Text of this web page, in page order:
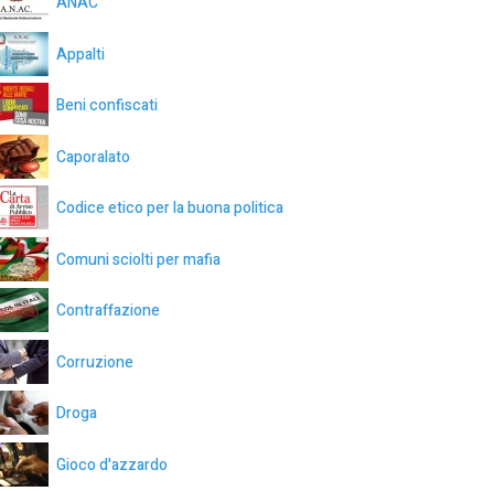
Appalti
Beni confiscati
Caporalato
Codice etico per la buona politica
Comuni sciolti per mafia
Contraffazione
Corruzione
Droga
Gioco d'azzardo